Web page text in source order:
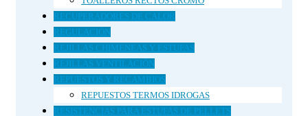
RECUPERADORES DE CALOR
REGULACIÓN
REJILLAS CHIMENEAS Y ESTUFAS
REJILLAS VENTILACIÓN
REPUESTOS Y RECAMBIOS
REPUESTOS TERMOS IDROGAS
RESISTENCIAS PARA ESTUFAS DE PELLETS